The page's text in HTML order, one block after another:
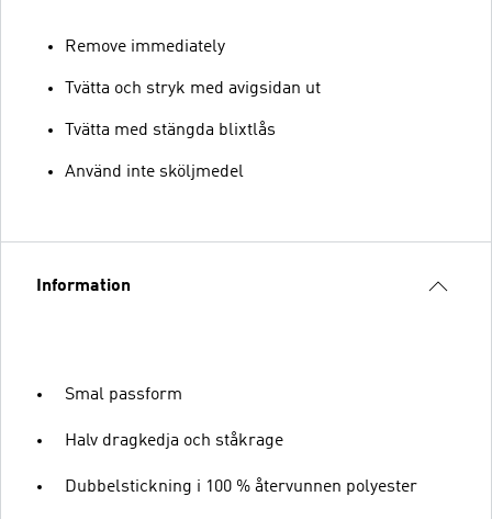
Remove immediately
Tvätta och stryk med avigsidan ut
Tvätta med stängda blixtlås
Använd inte sköljmedel
Information
Smal passform
Halv dragkedja och ståkrage
Dubbelstickning i 100 % återvunnen polyester